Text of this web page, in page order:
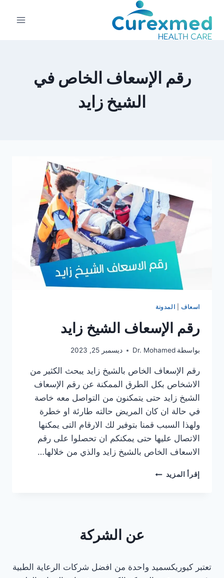
المحتوى
رقم الإسعاف الخاص في
الشيخ زايد
اسعاف| المدونة
رقم الإسعاف الشيخ زايد
بواسطة Dr. Mohamed ديسمبر 25, 2023
رقم الإسعاف الخاص بالشيخ زايد يبحث الكثير من
الاشخاص بكل الطرق الممكنة عن رقم الإسعاف
الشيخ زايد حتى يتمكنون من التواصل معه خاصة
في حالة ان كان المريض حالته طارئة او خطرة
ولهذا السبب قمنا بتوفير لك الارقام التى يمكنها
الاتصال عليها حتى يمكنكم ان تحصلوا على رقم
الاسعاف الخاص بالشيخ زايد والذي من خلالها…
إقرأ المزيد رقم
عن الشركة
تعتبر كيوريكسميد واحدة من افضل شركات الرعاية الطبية